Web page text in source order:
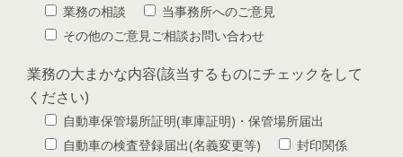
業務の相談
当事務所へのご意見
その他のご意見ご相談お問い合わせ
業務の大まかな内容(該当するものにチェックをして
ください)
自動車保管場所証明(車庫証明)・保管場所届出
自動車の検査登録届出(名義変更等)
封印関係